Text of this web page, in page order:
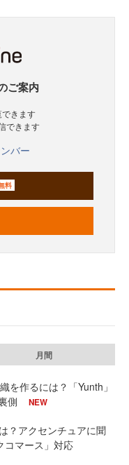
ご案内
できます
できます
バー
料
月間
を作るには？「Yunth」
側
NEW
？アクセンチュアに聞
コマース」対応